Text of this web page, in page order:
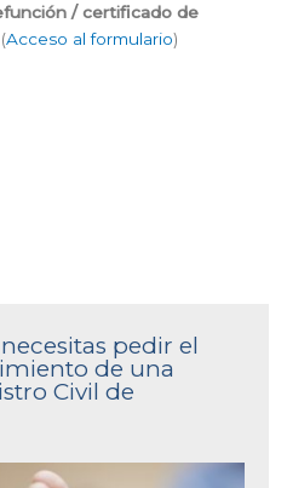
/ certificado de
(Acceso al formulario)
pedir el
de una
Civil de